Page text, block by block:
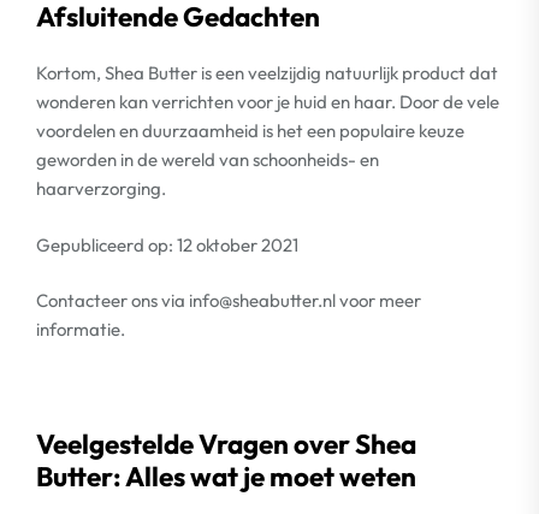
Afsluitende Gedachten
Kortom, Shea Butter is een veelzijdig natuurlijk product dat
wonderen kan verrichten voor je huid en haar. Door de vele
voordelen en duurzaamheid is het een populaire keuze
geworden in de wereld van schoonheids- en
haarverzorging.
Gepubliceerd op: 12 oktober 2021
Contacteer ons via info@sheabutter.nlvoor meer
informatie.
Veelgestelde Vragen over Shea
Butter: Alles wat je moet weten